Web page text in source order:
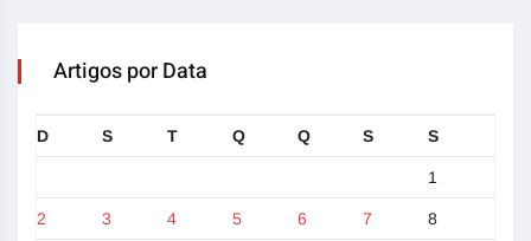
Artigos por Data
D S T Q Q S S
1
2 3 4 5 6 7 8